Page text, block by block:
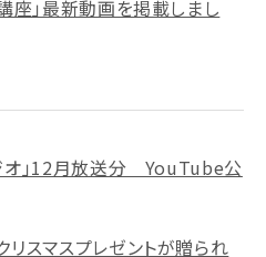
座」最新動画を掲載しまし
オ」12月放送分 YouTube公
スマスプレゼントが贈られ